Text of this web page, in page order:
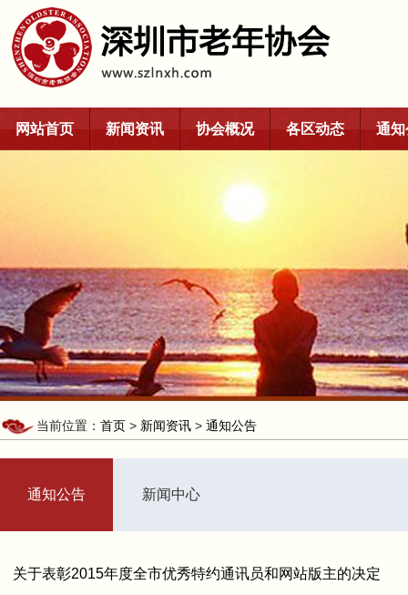
网站首页 新闻资讯 协会概况 各区动态 通
当前位置： 首页 > 新闻资讯 > 通知公告
通知公告 新闻中心
关于表彰2015年度全市优秀特约通讯员和网站版主的决定